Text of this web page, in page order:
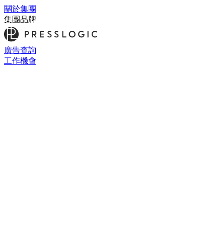
關於集團
集團品牌
廣告查詢
工作機會